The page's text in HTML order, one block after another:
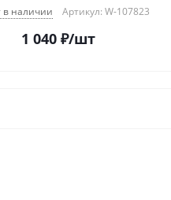
в наличии Артикул: W-107823
1 040 ₽/шт